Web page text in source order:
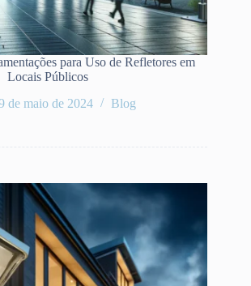
para Uso de Refletores em
Locais Públicos
de maio de 2024
Blog